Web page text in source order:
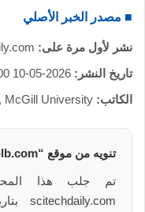
■ مصدر الخبر الأصلي
نشر لأول مرة على:
تاريخ النشر: 2026-05-10 04:11:00
الكاتب: McGill University
تنويه من موقع “beiruttime-lb.com”:
تم جلب هذا
scitechdaily.com بتاريخ: